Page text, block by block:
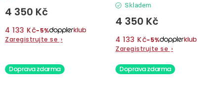
4 350 Kč
4 133 Kč−5%
Zaregistrujte se ›
Skladem
4 350 Kč
4 133 Kč−5%
Zaregistrujte se ›
Doprava zdarma Doprava zdarma